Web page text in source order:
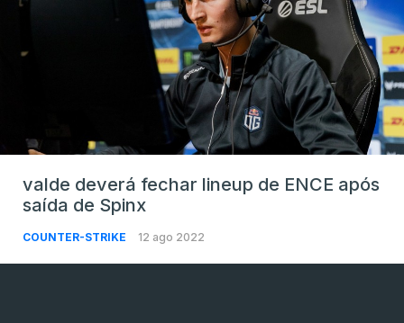
valde deverá fechar lineup de ENCE após
saída de Spinx
COUNTER-STRIKE 12 ago 2022